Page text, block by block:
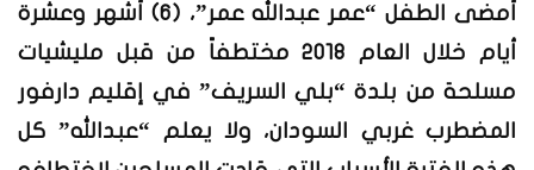
أمضى الطفل “عمر عبدالله عمر”، (٦) أشهر وعشرة
أيام خلال العام 2018 مختطفاً من قبل مليشيات
مسلحة من بلدة “بلي السريف” في إقليم دارفور
المضطرب غربي السودان، ولا يعلم “عبدالله” كل